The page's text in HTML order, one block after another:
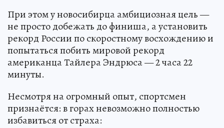
При этом у новосибирца амбициозная цель —
не просто добежать до финиша, а установить
рекорд России по скоростному восхождению и
попытаться побить мировой рекорд
американца Тайлера Эндрюса — 2 часа 22
минуты.
Несмотря на огромный опыт, спортсмен
признаётся: в горах невозможно полностью
избавиться от страха: